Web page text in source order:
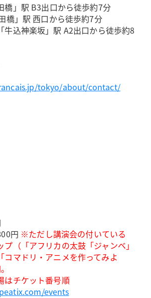
橋」駅 B3出口から徒歩約7分
橋」駅 西口から徒歩約7分
牛込神楽坂」駅 A2出口から徒歩約8
tokyo/about/contact/
円 ※ただし講演会の付いている
（「アフリカの太鼓「ジャンベ」
コマドリ・アニメを作ってみよ
チケット番号順
events